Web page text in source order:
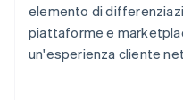
elemento di
piattaforme e
un'esperienza cliente